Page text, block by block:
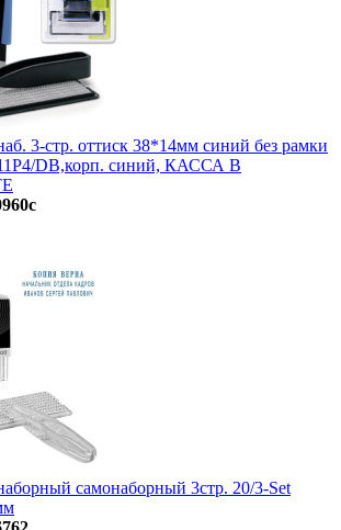
3-стр. оттиск 38*14мм синий без рамки
DB,корп. синий, КАССА В
самонаборный 3стр. 20/3-Set